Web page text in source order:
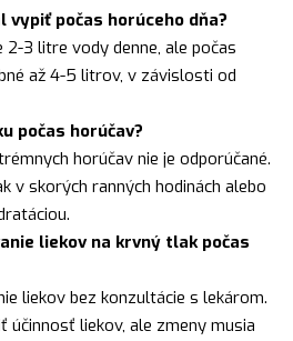
vypiť počas horúceho dňa?
2-3 litre vody denne, ale počas
až 4-5 litrov, v závislosti od
počas horúčav?
horúčav nie je odporúčané.
v skorých ranných hodinách alebo
liekov na krvný tlak počas
liekov bez konzultácie s lekárom.
účinnosť liekov, ale zmeny musia